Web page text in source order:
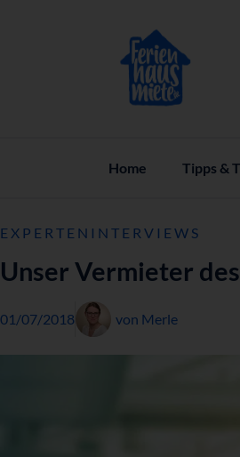
Home Tipps &
EXPERTENINTERVIEWS
Unser Vermieter
01/07/2018 von Merle